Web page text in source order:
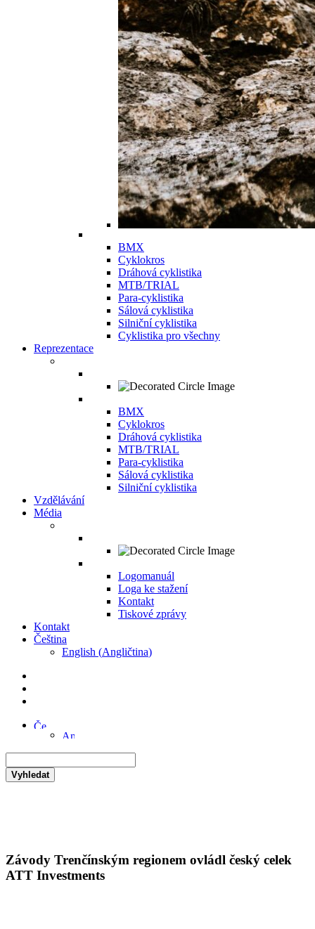
BMX
Cyklokros
Dráhová cyklistika
MTB/TRIAL
Para-cyklistika
Sálová cyklistika
Silniční cyklistika
Cyklistika pro všechny
Reprezentace
BMX
Cyklokros
Dráhová cyklistika
MTB/TRIAL
Para-cyklistika
Sálová cyklistika
Silniční cyklistika
Vzdělávání
Média
Logomanuál
Loga ke stažení
Kontakt
Tiskové zprávy
Kontakt
Čeština
English (Angličtina)
Vyhledat
Závody Trenčínským regionem ovládl český celek
ATT Investments